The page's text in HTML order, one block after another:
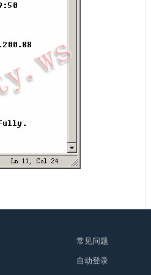
常见问题
自动登录